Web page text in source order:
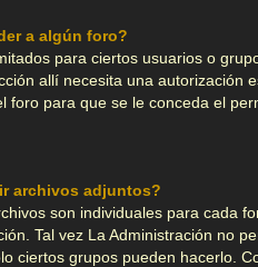
a algún foro?
para ciertos usuarios o
allí necesita una autorización
foro para que se le conceda el
archivos adjuntos?
son individuales para cada
Tal vez La Administración no
ciertos grupos pueden hacerlo.